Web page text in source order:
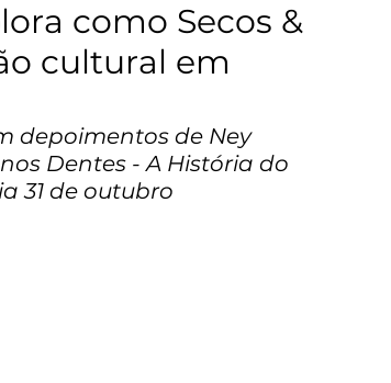
como Secos &
cultural em
depoimentos de Ney
Dentes - A História do
31 de outubro